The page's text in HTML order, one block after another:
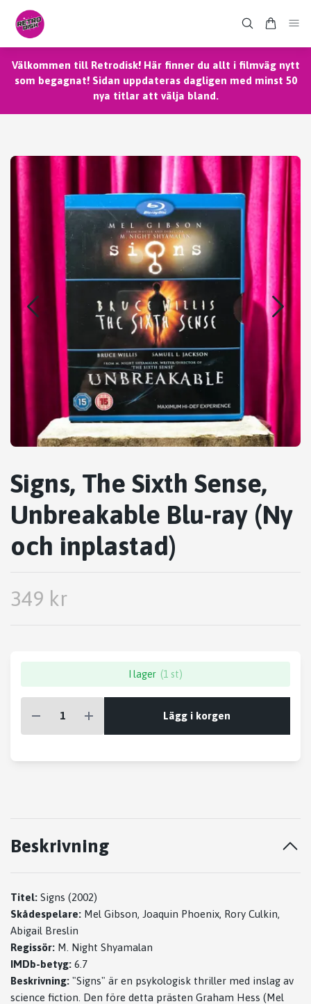
Välkommen till Retrodisk! Här finner du allt i filmväg nytt
som begagnat! Sidan uppdateras dagligen med minst 50
nya titlar att välja bland.
Signs, The Sixth Sense,
Unbreakable Blu-ray (Ny
och inplastad)
349 kr
I lager (1 st)
Lägg i korgen
Beskrivning
Titel: Signs (2002)
Skådespelare: Mel Gibson, Joaquin Phoenix, Rory Culkin,
Abigail Breslin
Regissör: M. Night Shyamalan
IMDb-betyg: 6.7
Beskrivning: "Signs" är en psykologisk thriller med inslag av
science fiction. Den före detta prästen Graham Hess (Mel